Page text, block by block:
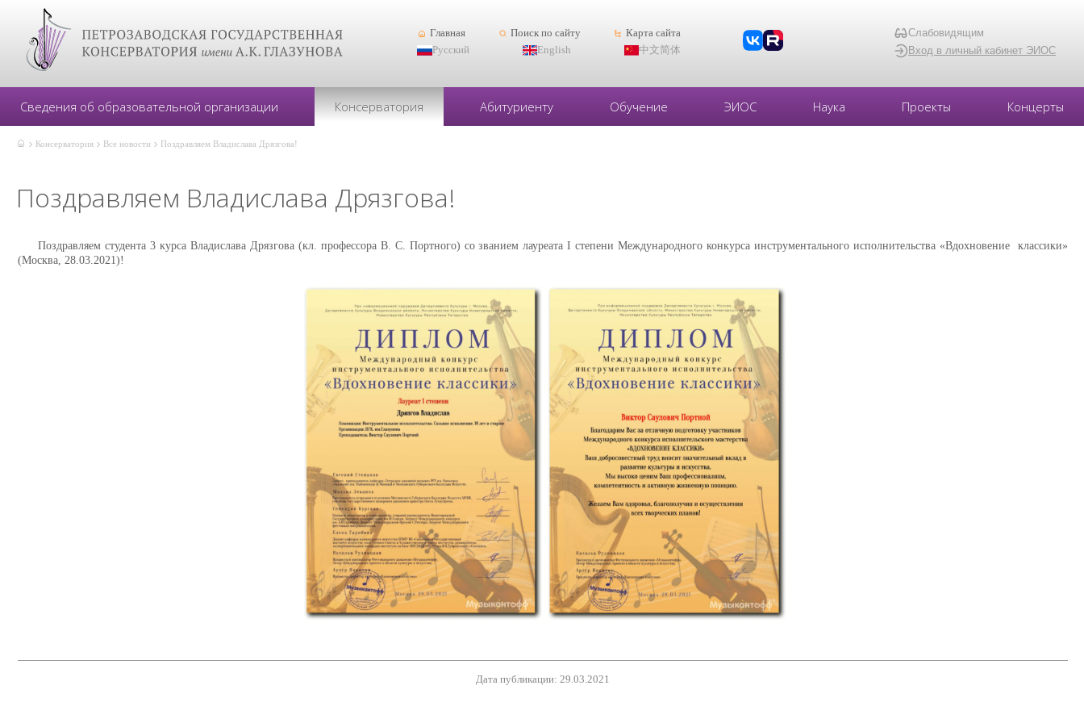
Главная Поиск по сайту
Карта сайта
Русский
English 中文简体
Слабовидящим
Вход в личный кабинет ЭИОС
Сведения об образовательной организации Консерватория Абитуриенту Обучение ЭИОС Наука Проекты Концерты
Консерватория Все новости Поздравляем Владислава Дрязгова!
Поздравляем Владислава Дрязгова!
Поздравляем студента 3 курса Владислава Дрязгова (кл. профессора В. С. Портного) со званием лауреата I степени Международного конкурса инструментального исполнительства «Вдохновение классики»
(Москва, 28.03.2021)!
Дата публикации: 29.03.2021